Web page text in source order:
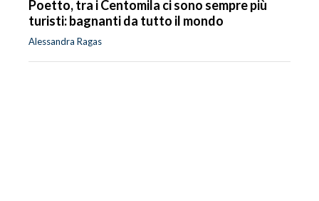
Poetto, tra i Centomila ci sono sempre più
turisti: bagnanti da tutto il mondo
Alessandra Ragas